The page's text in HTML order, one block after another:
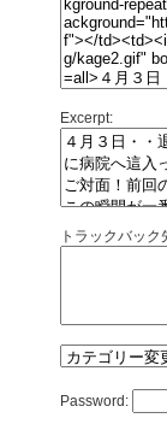
Excerpt:
トラックバック
Password: